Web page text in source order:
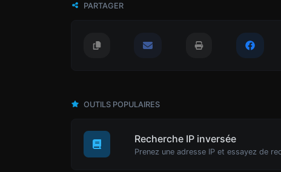
PARTAGER
OUTILS POPULAIRES
Recherche IP inversée